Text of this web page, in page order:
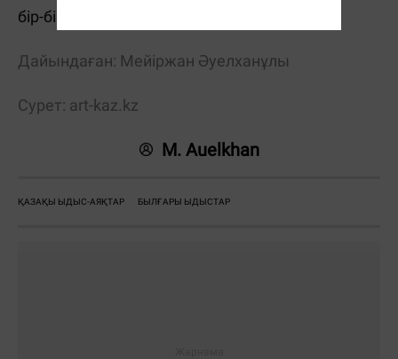
бір-бірімен ғажап үндестік тапқан.
Дайындаған: Мейіржан Әуелханұлы
Сурет: art-kaz.kz
M. Auelkhan
ҚАЗАҚЫ ЫДЫС-АЯҚТАР БЫЛҒАРЫ ЫДЫСТАР